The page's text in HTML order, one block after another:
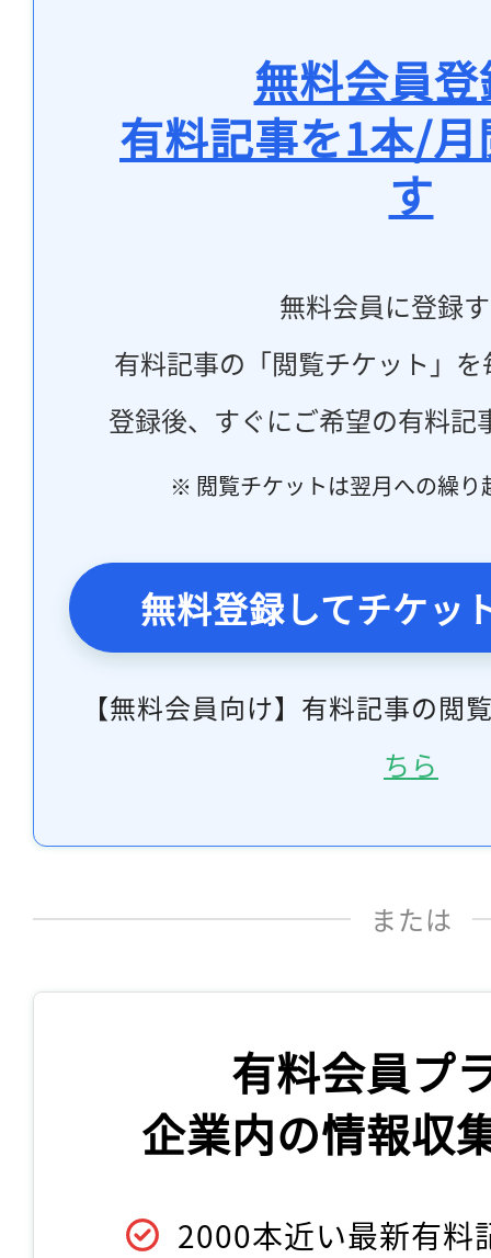
無料会員
有料記事を1本/
す
無料会員に登録
有料記事の「閲覧チケット」
登録後、すぐにご希望の有料記
※ 閲覧チケットは翌月への繰り
無料登録してチケッ
【無料会員向け】有料記事の閲
ちら
または
有料会員プ
企業内の情報収
2000本近い最新有料